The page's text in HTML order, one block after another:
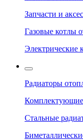
Запчасти и
Газовые котлы
Электрические
Радиаторы
Комплектующие
Стальные